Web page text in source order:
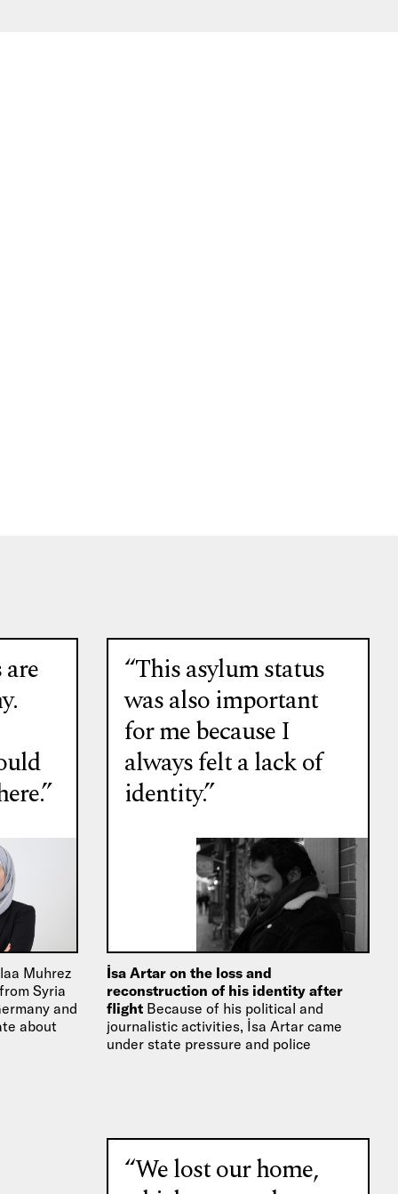
Muhrez
Syria
and
about
“This asylum status
was also important
for me because I
always felt a lack of
identity.”
İsa Artar on the loss and
reconstruction of his identity after
flight Because of his political and
journalistic activities, İsa Artar came
under state pressure and police
“We lost our home,